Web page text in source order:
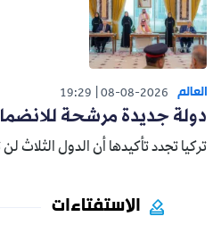
العالم 08-08-2026
19:29
دولة جديدة مرشحة
تركيا تجدد تأكيدها أن الدول الثلاث
الاستفتاءات